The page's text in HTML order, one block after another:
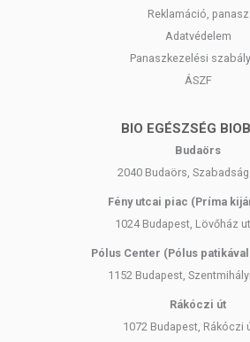
Reklamáció, panasz
Adatvédelem
Panaszkezelési
ÁSZF
BIO EGÉSZSÉG
Budaörs
2040 Budaörs,
Fény utcai piac (Príma
1024 Budapest, Lövőház
Pólus Center (Pólus
1152 Budapest,
Rákóczi út
1072 Budapest, Rákóczi